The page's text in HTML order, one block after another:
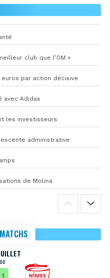
club que l’OM »
par action décisive
avec Adidas
les investisseurs
administrative
de Molina